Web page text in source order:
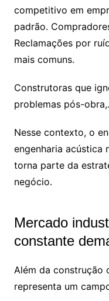
competitivo em
padrão.
Reclamações por
mais comuns.
Construtoras que
problemas pós-
Nesse contexto, o
engenharia acústica
torna parte da
negócio.
Mercado
constante
Além da construção
representa um